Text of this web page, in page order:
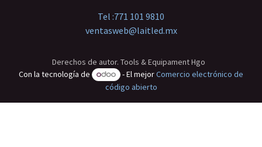
Tel :771 101 9810
ventasweb@laitled.mx
Derechos de autor. Tools & Equipament Hgo
Con la tecnología de
- El mejorComercio electrónico de
código abierto